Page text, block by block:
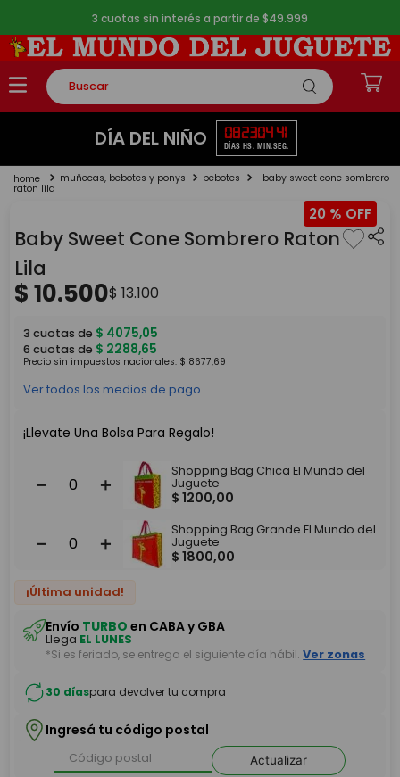
3 cuotas sin interés a partir de $49.999
Buscar
TÉRMINOS MÁS BUSCADOS
2.
lego
4.
monopatin
5.
DÍA DEL NIÑO 08
DÍAS
23
HS.
04
MIN.
41
SEG.
muñecas, bebotes y ponys bebotes baby sweet cone sombrero
raton lila
20 %
Baby Sweet Cone Sombrero Raton
Lila
$10.500$13.100
3 cuotas de $ 4075,05
6 cuotas de $ 2288,65
Precio sin impuestos nacionales: $ 8677,69
Ver todos los medios de pago
¡Llevate Una Bolsa Para Regalo!
＋
－
Shopping Bag Chica El Mundo del
Juguete
$ 1200,00
＋
－
Shopping Bag Grande El Mundo del
Juguete
$ 1800,00
¡Última unidad!
Envío TURBO en CABA y GBA
Llega EL LUNES
*Si es feriado, se entrega el siguiente día hábil. Ver zonas
30 díaspara devolver tu compra
Ingresá tu código postal
Actualizar